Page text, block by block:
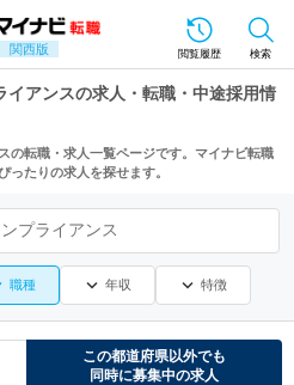
関西版 閲覧履歴 検索
イアンスの求人・転職・中途採用情
の転職・求人一覧ページです。マイナビ転職
ったりの求人を探せます。
プライアンス
職種 年収 特徴
この都道府県以外でも
同時に募集中の求人